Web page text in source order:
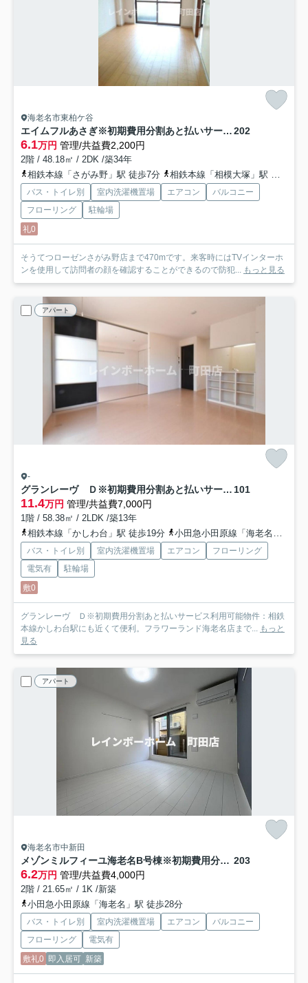
海老名市東柏ケ谷
エイムフルあさぎ※初期費用分割あと払いサービス利用可能物件 202
6.1万円 管理/共益費2,200円
2階 / 48.18㎡ / 2DK /築34年
相鉄本線「さがみ野」駅 徒歩7分
相鉄本線「相模大塚」駅 徒歩15分
バス・トイレ別 室内洗濯機置場 エアコン
バルコニー
フローリング
駐輪場
礼0
そうてつローゼンさがみ野店まで470mです。来客時にはTVインターホ
ンを使用して訪問者の顔を確認することができるので防犯... もっと見る
アパート
-
グランレーヴ Ｄ※初期費用分割あと払いサービス利用可能物件 101
11.4万円 管理/共益費7,000円
1階 / 58.38㎡ / 2LDK /築13年
相鉄本線「かしわ台」駅 徒歩19分
小田急小田原線「海老名」駅 徒歩28分
バス・トイレ別 室内洗濯機置場 エアコン
フローリング
電気有
駐輪場
敷0
グランレーヴ Ｄ※初期費用分割あと払いサービス利用可能物件：相鉄
本線かしわ台駅にも近くて便利。フラワーランド海老名店まで... もっと
見る
アパート
海老名市中新田
メゾンミルフィーユ海老名B号棟※初期費用分割後払いサービス利用可能物件 203
6.2万円 管理/共益費4,000円
2階 / 21.65㎡ / 1K /新築
小田急小田原線「海老名」駅 徒歩28分
バス・トイレ別 室内洗濯機置場 エアコン
バルコニー
フローリング
電気有
敷礼0 即入居可 新築